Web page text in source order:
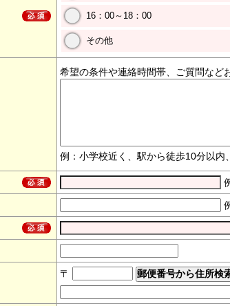
16：00～18：00
その他
希望の条件や連絡時間帯、ご質問な
例：小学校近く、駅から徒歩10分以内
〒